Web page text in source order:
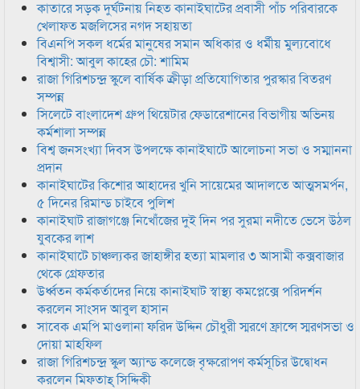
কাতারে সড়ক দুর্ঘটনায় নিহত কানাইঘাটের প্রবাসী পাঁচ পরিবারকে
খেলাফত মজলিসের নগদ সহায়তা
বিএনপি সকল ধর্মের মানুষের সমান অধিকার ও ধর্মীয় মুল্যবোধে
বিশ্বাসী: আবুল কাহের চৌ: শামিম
রাজা গিরিশচন্দ্র স্কুলে বার্ষিক ক্রীড়া প্রতিযোগিতার পুরস্কার বিতরণ
সম্পন্ন
সিলেটে বাংলাদেশ গ্রুপ থিয়েটার ফেডারেশানের বিভাগীয় অভিনয়
কর্মশালা সম্পন্ন
বিশ্ব জনসংখ্যা দিবস উপলক্ষে কানাইঘাটে আলোচনা সভা ও সম্মাননা
প্রদান
কানাইঘাটের কিশোর আহাদের খুনি সায়েমের আদালতে আত্মসমর্পন,
৫ দিনের রিমান্ড চাইবে পুলিশ
কানাইঘাট রাজাগঞ্জে নিখোঁজের দুই দিন পর সুরমা নদীতে ভেসে উঠল
যুবকের লাশ
কানাইঘাটে চাঞ্চল্যকর জাহাঙ্গীর হত্যা মামলার ৩ আসামী কক্সবাজার
থেকে গ্রেফতার
উর্ধ্বতন কর্মকর্তাদের নিয়ে কানাইঘাট স্বাস্থ্য কমপ্লেক্সে পরিদর্শন
করলেন সাংসদ আবুল হাসান
সাবেক এমপি মাওলানা ফরিদ উদ্দিন চৌধুরী স্মরণে ফ্রান্সে স্মরণসভা ও
দোয়া মাহফিল
রাজা গিরিশচন্দ্র স্কুল অ্যান্ড কলেজে বৃক্ষরোপণ কর্মসূচির উদ্বোধন
করলেন মিফতাহ্ সিদ্দিকী